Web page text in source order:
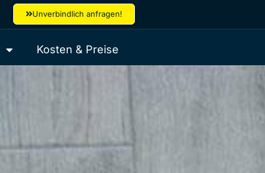
Unverbindlich anfragen!
Kosten & Preise